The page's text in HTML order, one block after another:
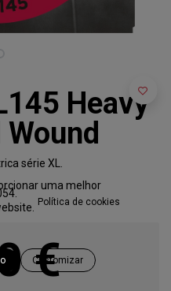
Heavy
série XL.
€
uma melhor
Política de cookies
Customizar